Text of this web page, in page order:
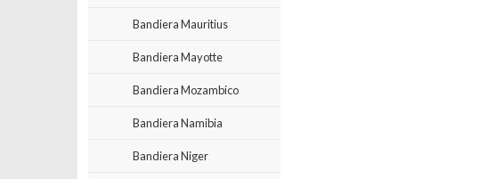
Bandiera Mauritius
Bandiera Mayotte
Bandiera Mozambico
Bandiera Namibia
Bandiera Niger